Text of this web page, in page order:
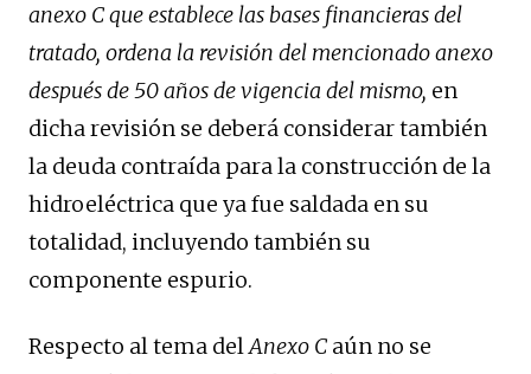
anexo C que establece las bases financieras del
tratado, ordena la revisión del mencionado anexo
después de 50 años de vigencia del mismo, en
dicha revisión se deberá considerar también
la deuda contraída para la construcción de la
hidroeléctrica que ya fue saldada en su
totalidad, incluyendo también su
componente espurio.
Respecto al tema delAnexo C aún no se